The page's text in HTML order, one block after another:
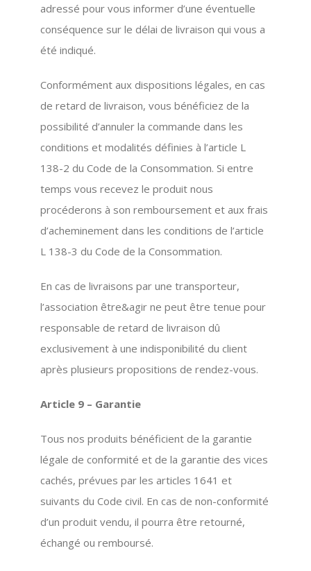
adressé pour vous informer d’une éventuelle
conséquence sur le délai de livraison qui vous a
été indiqué.
Conformément aux dispositions légales, en cas
de retard de livraison, vous bénéficiez de la
possibilité d’annuler la commande dans les
conditions et modalités définies à l’article L
138-2 du Code de la Consommation. Si entre
temps vous recevez le produit nous
procéderons à son remboursement et aux frais
d’acheminement dans les conditions de l’article
L 138-3 du Code de la Consommation.
En cas de livraisons par une transporteur,
l’association être&agir ne peut être tenue pour
responsable de retard de livraison dû
exclusivement à une indisponibilité du client
après plusieurs propositions de rendez-vous.
Article 9 – Garantie
Tous nos produits bénéficient de la garantie
légale de conformité et de la garantie des vices
cachés, prévues par les articles 1641 et
suivants du Code civil. En cas de non-conformité
d’un produit vendu, il pourra être retourné,
échangé ou remboursé.